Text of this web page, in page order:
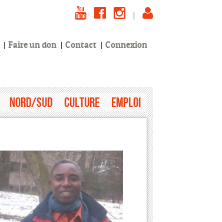
Nord/Sud Culture Emploi
Faire un don Contact Connexion